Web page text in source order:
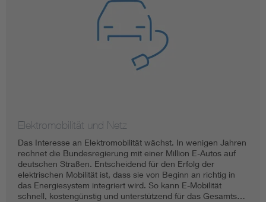
Elektromobilität und Netz
Das Interesse an Elektromobilität wächst. In wenigen Jahren
rechnet die Bundesregierung mit einer Million E-Autos auf
deutschen Straßen. Entscheidend für den Erfolg der
elektrischen Mobilität ist, dass sie von Beginn an richtig in
das Energiesystem integriert wird. So kann E-Mobilität
schnell, kostengünstig und unterstützend für das Gesamts…